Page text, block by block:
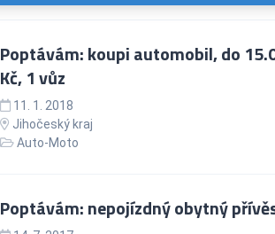
Poptávám: koupi automobil, do
Kč, 1 vůz
11. 1. 2018
Jihočeský kraj
Auto-Moto
Poptávám: nepojízdný obytný